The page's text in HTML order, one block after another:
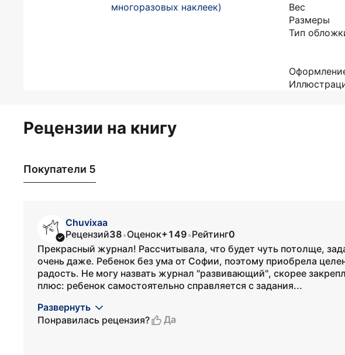
многоразовых наклеек)
Вес
Размеры
Тип
Рецензии на книгу
Покупатели 5
Chuvixaa
Рецензий38•Оценок+149•Рейтинг0
Прекрасный журнал! Рассчитывала, что будет чуть потолще,
очень даже. Ребенок без ума от Софии, поэтому приобрела
радость. Не могу назвать журнал "развивающий", скорее
плюс: ребенок самостоятельно справляется с задания...
Развернуть
Понравилась рецензия?
Да